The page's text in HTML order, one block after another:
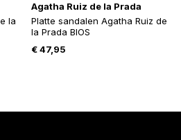
la
Agatha Ruiz de la Prada
Platte sandalen Agatha Ruiz de
la Prada BIOS
€47,95